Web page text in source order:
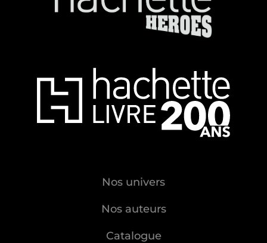
Nos univers
Nos auteurs
Catalogue